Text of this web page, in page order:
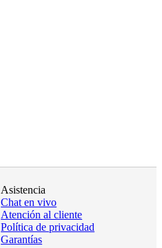
Asistencia
Chat en vivo
Atención al cliente
Política de privacidad
Garantías